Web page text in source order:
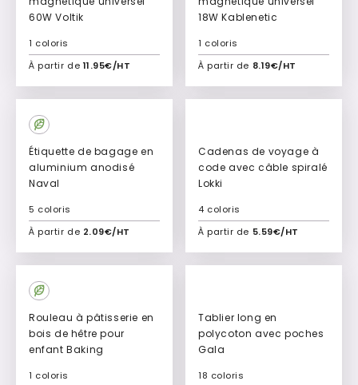
60W Voltik
À partir de 11.95€/HT
1 coloris
Ajouter à mon devis
18W Kablenetic
À partir de 8.19€/HT
1 coloris
Ajouter à mon devis
New
Étiquette de bagage en
aluminium anodisé
Naval
À partir de 2.09€/HT
5 coloris
Ajouter à mon devis
Cadenas de voyage à
code avec câble spiralé
Lokki
À partir de 5.59€/HT
4 coloris
Ajouter à mon devis
New
Rouleau à pâtisserie en
bois de hêtre pour
enfant Baking
1 coloris
Tablier long en
polycoton avec poches
Gala
18 coloris